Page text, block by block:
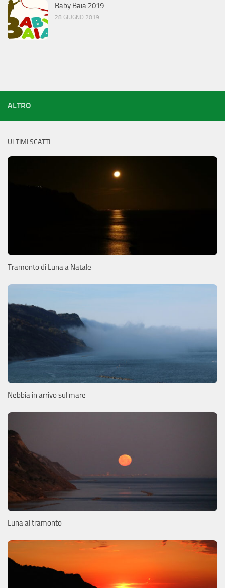
Baby Baia 2019
28 GIUGNO 2019
ALTRO
ULTIMI SCATTI
Tramonto di Luna a Natale
Nebbia in arrivo sul mare
Luna al tramonto